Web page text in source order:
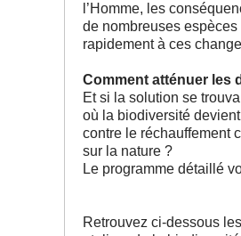
l’Homme, les
de nombreuses
rapidement à ces
Comment atténuer les
Et si la solution se
où la biodiversité
contre le réchauffement
sur la nature ?
Le programme détaillé
Retrouvez ci-dessous